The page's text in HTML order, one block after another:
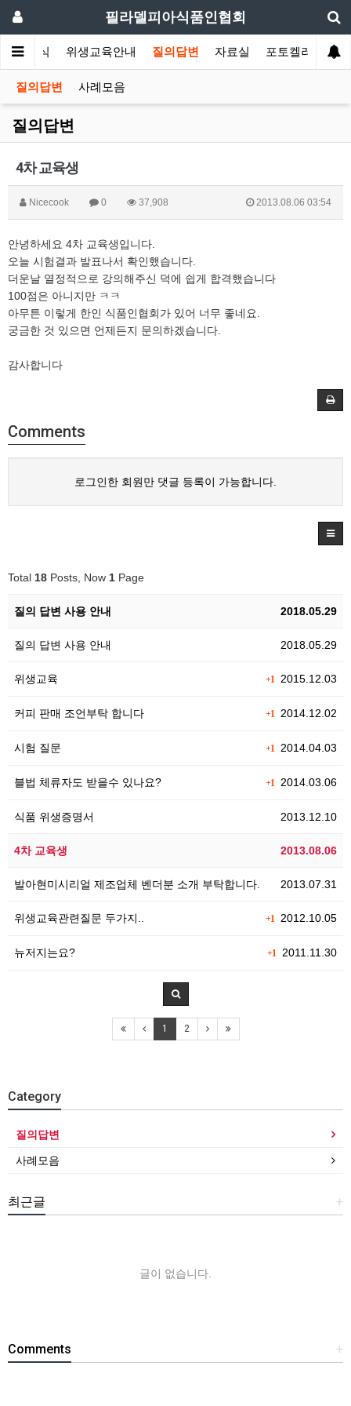
필라델피아식품인협회
협회소식 위생교육안내 질의답변 자료실 포토켈러리
질의답변 사례모음
질의답변
4차 교육생
Nicecook 0 37,908 2013.08.06 03:54
안녕하세요 4차 교육생입니다.
오늘 시험결과 발표나서 확인했습니다.
더운날 열정적으로 강의해주신 덕에 쉽게 합격했습니다
100점은 아니지만 ㅋㅋ
아무튼 이렇게 한인 식품인협회가 있어 너무 좋네요.
궁금한 것 있으면 언제든지 문의하겠습니다.
감사합니다
Comments
로그인한 회원만 댓글 등록이 가능합니다.
Total 18 Posts, Now 1 Page
2018.05.29
질의 답변 사용 안내
2018.05.29
질의 답변 사용 안내
+1 2015.12.03
위생교육
+1 2014.12.02
커피 판매 조언부탁 합니다
+1 2014.04.03
시험 질문
+1 2014.03.06
블법 체류자도 받을수 있나요?
2013.12.10
식품 위생증명서
2013.08.06
4차 교육생
2013.07.31
발아현미시리얼 제조업체 벤더분 소개 부탁합니다.
+1 2012.10.05
위생교육관련질문 두가지..
+1 2011.11.30
뉴저지는요?
1 2
Category
질의답변
사례모음
+
최근글
글이 없습니다.
+
Comments